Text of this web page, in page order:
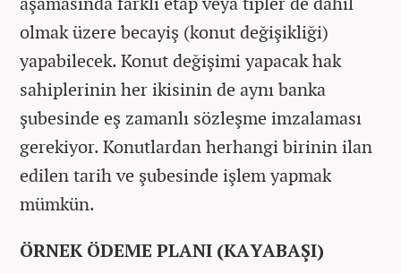
olmak üzere becayiş (konut değişikliği)
yapabilecek. Konut değişimi yapacak hak
sahiplerinin her ikisinin de aynı banka
şubesinde eş zamanlı sözleşme imzalaması
gerekiyor. Konutlardan herhangi birinin ilan
edilen tarih ve şubesinde işlem yapmak
mümkün.
ÖRNEK ÖDEME PLANI (KAYABAŞI)